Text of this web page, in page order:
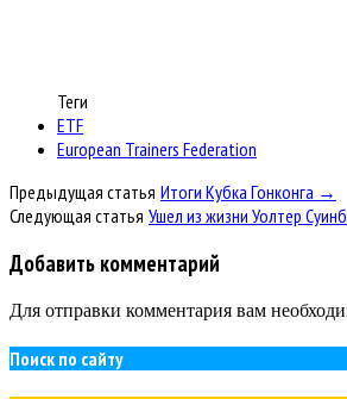
Теги
ETF
European Trainers Federation
Предыдущая статья Итоги Кубка Гонконга →
Следующая статья Ушел из жизни Уолтер
Добавить комментарий
Для отправки комментария вам
Поиск по сайту